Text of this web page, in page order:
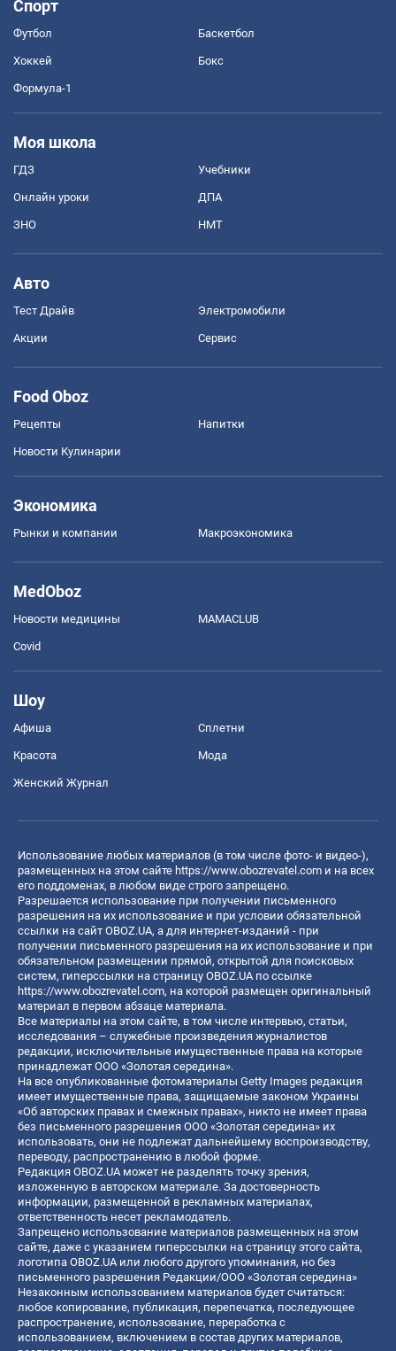
Спорт
Футбол Баскетбол
Хоккей Бокс
Формула-1
Моя школа
ГДЗ Учебники
Онлайн уроки ДПА
ЗНО НМТ
Авто
Тест Драйв Электромобили
Акции Сервис
Food Oboz
Рецепты Напитки
Новости Кулинарии
Экономика
Рынки и компании Mакроэкономика
MedOboz
Новости медицины MAMACLUB
Covid
Шоу
Афиша Сплетни
Красота Мода
Женский Журнал
Использование любых материалов (в том числе фото- и видео-),
размещенных на этом сайте https://www.obozrevatel.com и на всех
его поддоменах, в любом виде строго запрещено.
Разрешается использование при получении письменного
разрешения на их использование и при условии обязательной
ссылки на сайт OBOZ.UA, а для интернет-изданий - при
получении письменного разрешения на их использование и при
обязательном размещении прямой, открытой для поисковых
систем, гиперссылки на страницу OBOZ.UA по ссылке
https://www.obozrevatel.com, на которой размещен оригинальный
материал в первом абзаце материала.
Все материалы на этом сайте, в том числе интервью, статьи,
исследования – служебные произведения журналистов
редакции, исключительные имущественные права на которые
принадлежат ООО «Золотая середина».
На все опубликованные фотоматериалы Getty Images редакция
имеет имущественные права, защищаемые законом Украины
«Об авторских правах и смежных правах», никто не имеет права
без письменного разрешения ООО «Золотая середина» их
использовать, они не подлежат дальнейшему воспроизводству,
переводу, распространению в любой форме.
Редакция OBOZ.UA может не разделять точку зрения,
изложенную в авторском материале. За достоверность
информации, размещенной в рекламных материалах,
ответственность несет рекламодатель.
Запрещено использование материалов размещенных на этом
сайте, даже с указанием гиперссылки на страницу этого сайта,
логотипа OBOZ.UA или любого другого упоминания, но без
письменного разрешения Редакции/ООО «Золотая середина»
Незаконным использованием материалов будет считаться:
любое копирование, публикация, перепечатка, последующее
распространение, использование, переработка с
использованием, включением в состав других материалов,